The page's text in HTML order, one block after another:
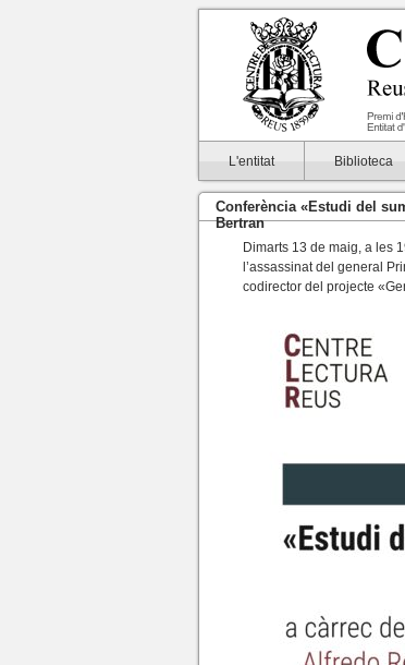
L'entitat Biblioteca
Conferència «Estudi del
Bertran
Dimarts 13 de maig, a les
l’assassinat del general
codirector del projecte